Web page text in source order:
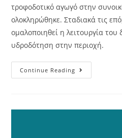
τροφοδοτικό αγωγό στην
ολοκληρώθηκε. Σταδιακά τις
ομαλοποιηθεί η λειτουργία του
υδροδότηση στην περιοχή.
Continue Reading